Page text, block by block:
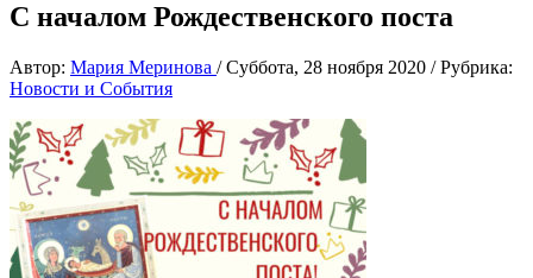
С началом Рождественского поста
Автор: Мария Меринова /Суббота, 28 ноября 2020 /Рубрика:
Новости и События